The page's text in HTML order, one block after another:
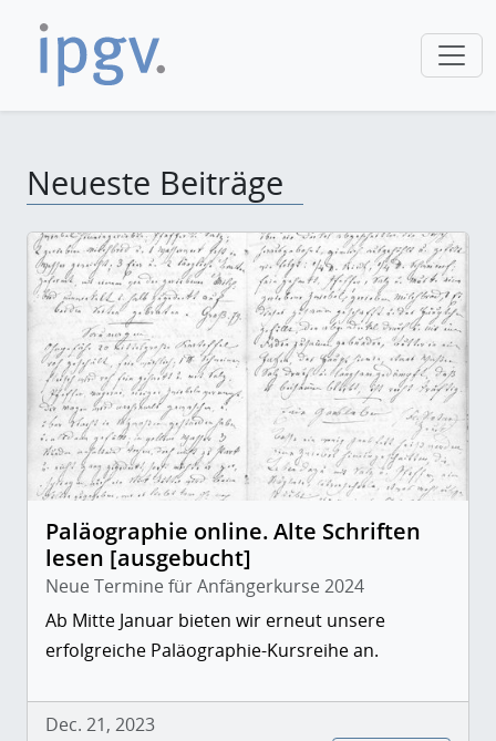
Neueste Beiträge
Paläographie online. Alte Schriften
lesen [ausgebucht]
Neue Termine für Anfängerkurse 2024
Ab Mitte Januar bieten wir erneut unsere
erfolgreiche Paläographie-Kursreihe an.
Dec. 21, 2023